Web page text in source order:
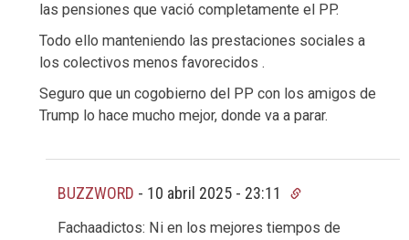
las pensiones que vació completamente el PP.
Todo ello manteniendo las prestaciones sociales a
los colectivos menos favorecidos .
Seguro que un cogobierno del PP con los amigos de
Trump lo hace mucho mejor, donde va a parar.
BUZZWORD - 10 abril 2025 - 23:11
Fachaadictos: Ni en los mejores tiempos de